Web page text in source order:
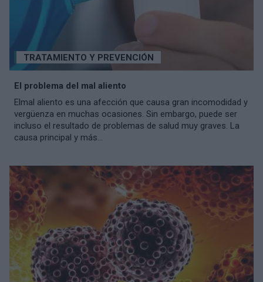
TRATAMIENTO Y PREVENCIÓN
El problema del mal aliento
Elmal aliento es una afección que causa gran incomodidad y
vergüenza en muchas ocasiones. Sin embargo, puede ser
incluso el resultado de problemas de salud muy graves. La
causa principal y más...